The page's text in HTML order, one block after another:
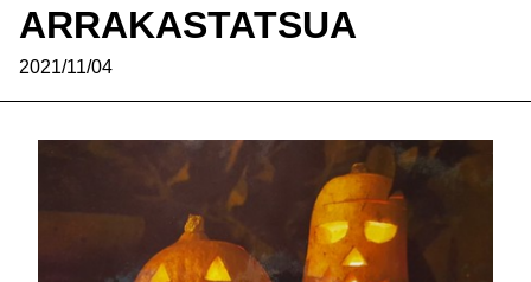
ARRAKASTATSUA
2021/11/04